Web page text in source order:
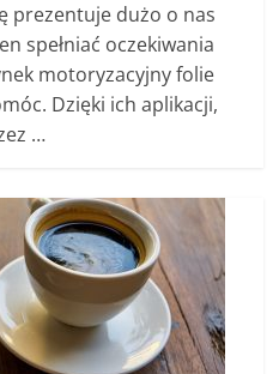
prezentuje dużo o nas
spełniać oczekiwania
motoryzacyjny folie
Dzięki ich aplikacji,
…